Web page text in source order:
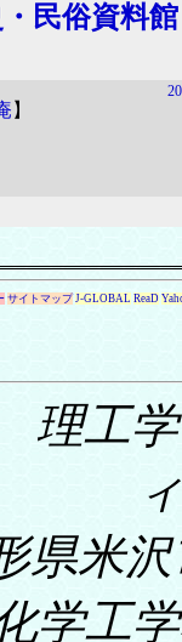
民俗資料
】
サイトマップ J-GLOBAL ReaD
理工
県米沢
学工